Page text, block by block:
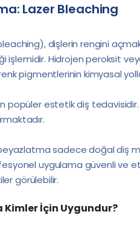
Lazer Bleaching
dişlerin rengini
işlemidir. Hidrojen peroksit
pigmentlerinin kimyasal
popüler estetik diş tedavisidir.
sadece doğal diş
uygulama güvenli ve
görülebilir.
Kimler İçin Uygundur?